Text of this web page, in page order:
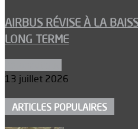
AIRBUS RÉVISE À LA
LONG TERME
13 juillet 2026
ARTICLES POPULAIRES